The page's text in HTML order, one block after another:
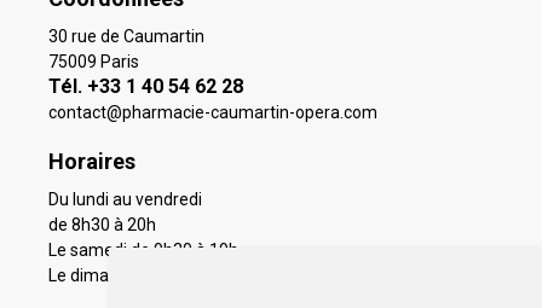
30 rue de Caumartin
75009 Paris
Tél. +33 1 40 54 62 28
contact@pharmacie-caumartin-opera.com
Horaires
Du lundi au vendredi
de 8h30 à 20h
Le samedi de 9h30 à 19h
Le dimanche 11h à 19h